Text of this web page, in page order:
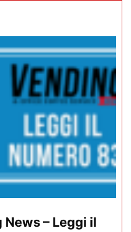
– Leggi il